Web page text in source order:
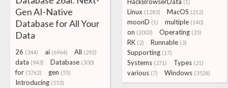
(1)
Linux (1283) MacOS (212)
moonD (1) multiple (140)
on (2003) Operating (35)
RK (2) Runnable (3)
Supporting (17)
Systems (271) Types (21)
various (7) Windows (3528)
Gen AI-Native
Database for All Your
Data
26 (344) ai (6964) All (292)
data (943) Database (300)
for (5762) gen (55)
Introducing (553)